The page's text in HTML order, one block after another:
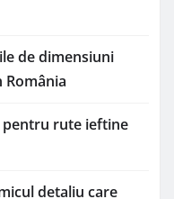
de dimensiuni
pentru rute ieftine
detaliu care